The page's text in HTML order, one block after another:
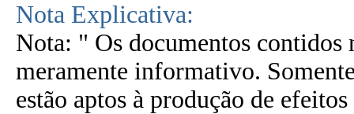
Nota Explicativa:
Nota: " Os documentos contidos
meramente informativo.
estão aptos à produção de